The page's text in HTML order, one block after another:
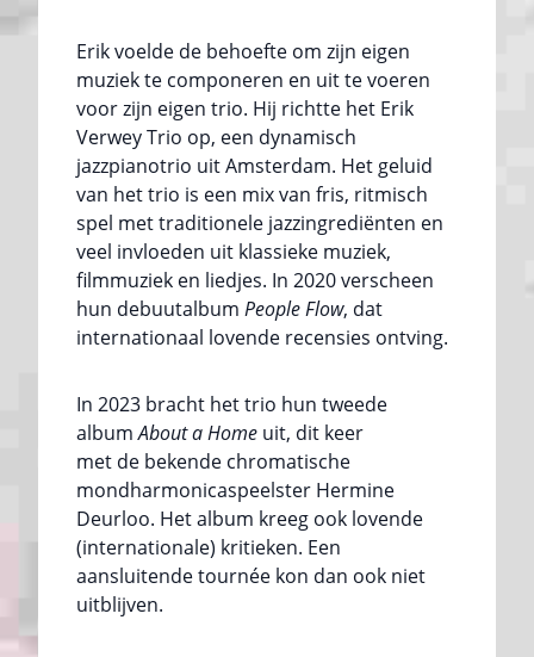
Erik voelde de behoefte om zijn eigen
muziek te componeren en uit te voeren
voor zijn eigen trio. Hij richtte het Erik
Verwey Trio op, een dynamisch
jazzpianotrio uit Amsterdam. Het geluid
van het trio is een mix van fris, ritmisch
spel met traditionele jazzingrediënten en
veel invloeden uit klassieke muziek,
filmmuziek en liedjes. In 2020 verscheen
hun debuutalbum People Flow, dat
internationaal lovende recensies ontving.
In 2023 bracht het trio hun tweede
albumAbout a Home uit, dit keer
met de bekende chromatische
mondharmonicaspeelster Hermine
Deurloo. Het album kreeg ook lovende
(internationale) kritieken. Een
aansluitende tournée kon dan ook niet
uitblijven.